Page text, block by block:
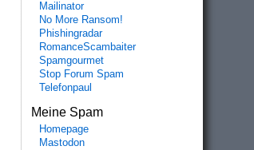
Mailinator
No More Ransom!
Phishingradar
RomanceScambaiter
Spamgourmet
Stop Forum Spam
Telefonpaul
Meine Spam
Homepage
Mastodon